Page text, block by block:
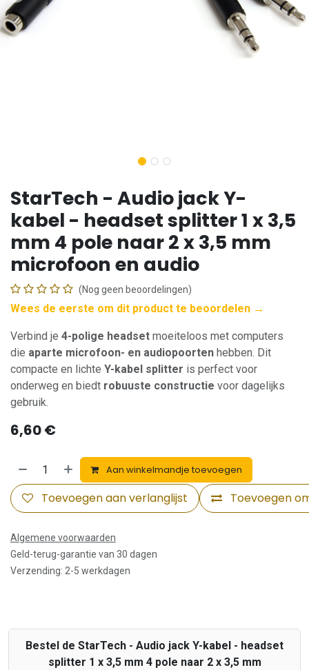
StarTech - Audio jack Y-
kabel - headset splitter 1 x 3,5
mm 4 pole naar 2 x 3,5 mm
microfoon en audio
(Nog geen beoordelingen)
Wees de eerste om dit product te beoordelen →
Verbind je 4-polige headset moeiteloos met computers
die aparte microfoon- en audiopoorten hebben. Dit
compacte en lichte Y-kabel splitter is perfect voor
onderweg en biedt robuuste constructie voor dagelijks
gebruik.
6,60€
Aan winkelmandje toevoegen
Toevoegen
Toevoegen aan verlanglijst
Algemene voorwaarden
Geld-terug-garantie van 30 dagen
Verzending: 2-5 werkdagen
Bestel de StarTech - Audio jack Y-kabel - headset
splitter 1 x 3,5 mm 4 pole naar 2 x 3,5 mm